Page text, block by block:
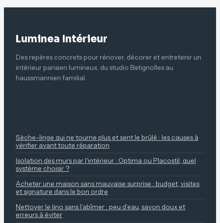
Luminea Intérieur
Des repères concrets pour rénover, décorer et entretenir un
intérieur parisien lumineux, du studio Batignolles au
haussmannien familial.
Sèche-linge qui ne tourne plus et sent le brûlé : les causes à
vérifier avant toute réparation
Isolation des murs par l'intérieur : Optima ou Placostil, quel
système choisir ?
Acheter une maison sans mauvaise surprise : budget, visites
et signature dans le bon ordre
Nettoyer le lino sans l’abîmer : peu d’eau, savon doux et
erreurs à éviter